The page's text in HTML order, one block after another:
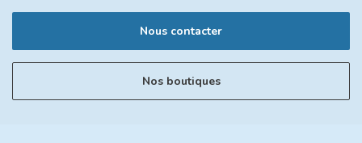
Nous contacter
Nos boutiques